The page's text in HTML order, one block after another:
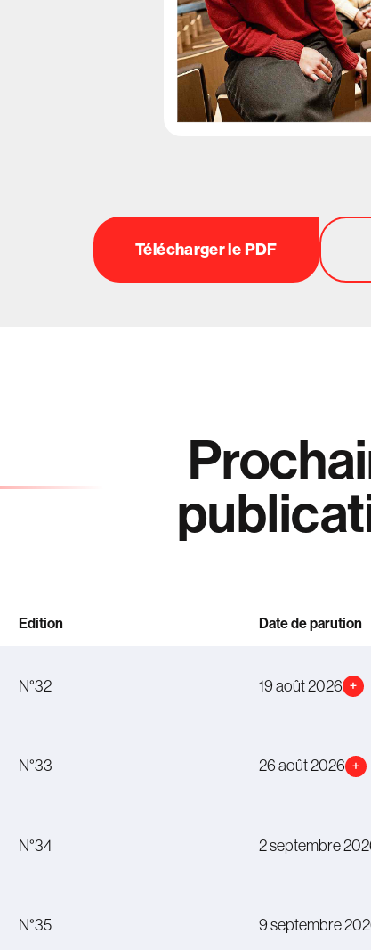
Télécharger le PDF
Edition Date de parution
N°32 19 août 2026 +
N°33 26 août 2026 +
N°34 2 septembre
N°35 9 septembre